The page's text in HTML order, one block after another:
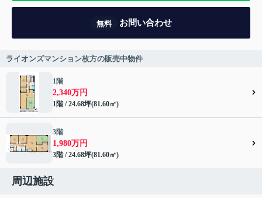
無料 お問い合わせ
ライオンズマンション枚方の販売中物件
1階
2,340万円
1階 / 24.68坪(81.60㎡)
3階
1,980万円
3階 / 24.68坪(81.60㎡)
周辺施設